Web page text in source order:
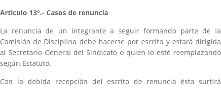
Artículo 13°.- Casos de renuncia
La renuncia de un integrante a seguir formando parte de la
Comisión de Disciplina debe hacerse por escrito y estará dirigida
al Secretario General del Sindicato o quien lo esté reemplazando
según Estatuto.
Con la debida recepción del escrito de renuncia ésta surtirá